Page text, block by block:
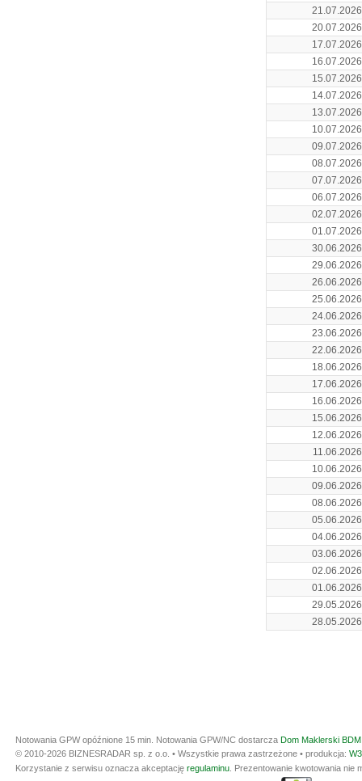
21.07.2026
20.07.2026
17.07.2026
16.07.2026
15.07.2026
14.07.2026
13.07.2026
10.07.2026
09.07.2026
08.07.2026
07.07.2026
06.07.2026
02.07.2026
01.07.2026
30.06.2026
29.06.2026
26.06.2026
25.06.2026
24.06.2026
23.06.2026
22.06.2026
18.06.2026
17.06.2026
16.06.2026
15.06.2026
12.06.2026
11.06.2026
10.06.2026
09.06.2026
08.06.2026
05.06.2026
04.06.2026
03.06.2026
02.06.2026
01.06.2026
29.05.2026
28.05.2026
Notowania GPW opóźnione 15 min. Notowania GPW/NC dostarcza Dom Maklerski
© 2010-2026 BIZNESRADAR sp. z o.o. • Wszystkie prawa zastrzeżone • produkcja:
Korzystanie z serwisu oznacza akceptację regulaminu . Prezentowanie kwotowania